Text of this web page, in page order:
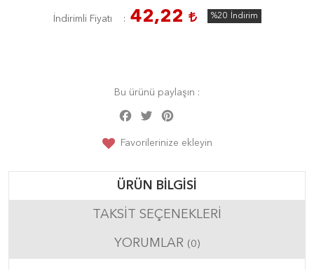
İndirimli Fiyatı 42,22 %20 İndirim
Bu ürünü paylaşın :
Facebook
Twitter
Favorilerinize ekleyin
ÜRÜN BILGISI
TAKSIT SEÇENEKLERI
YORUMLAR (0)